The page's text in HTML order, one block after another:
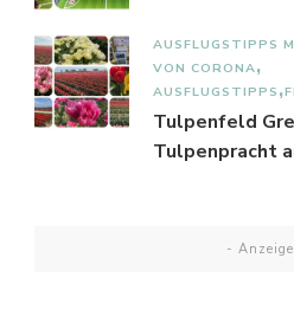
AUSFLUGSTIPPS
VON CORONA
AUSFLUGSTIPPS
Tulpenfeld
Tulpenpracht
-